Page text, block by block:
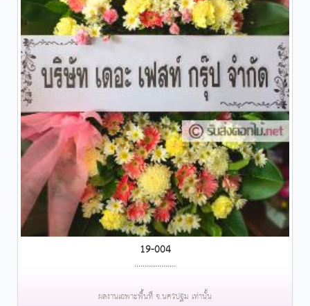
19-004
....................
ผลงานเฉพาะพื้นที่ จ.นครปฐม เท่านั้น